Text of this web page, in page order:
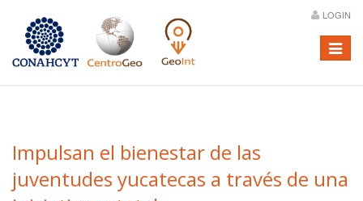
LOGIN
Menú
Impulsan el bienestar de las
juventudes yucatecas a través de una